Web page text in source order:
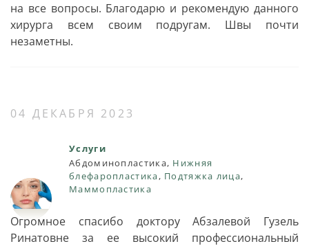
на все вопросы. Благодарю и рекомендую данного
хирурга всем своим подругам. Швы почти
незаметны.
04 ДЕКАБРЯ 2023
Услуги
Абдоминопластика, Нижняя
блефаропластика, Подтяжка лица,
Маммопластика
Огромное спасибо доктору Абзалевой Гузель
Ринатовне за ее высокий профессиональный